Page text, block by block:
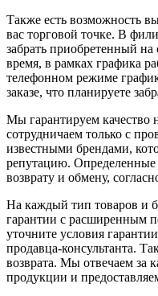
Также есть возможность
вас торговой точке. В
забрать приобретенный на
время, в рамках графика
телефонном режиме
заказе, что планируете
Мы гарантируем качество
сотрудничаем только с
известными брендами,
репутацию. Определенные
возврату и обмену,
На каждый тип товаров и
гарантии с расширенным
уточните условия
продавца-консультанта.
возврата. Мы отвечаем за
продукции и